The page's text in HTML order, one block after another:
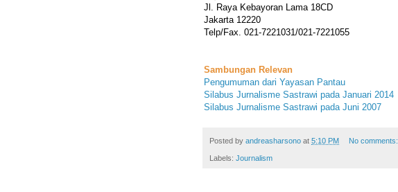
Jl. Raya Kebayoran Lama 18CD
Jakarta 12220
Telp/Fax. 021-7221031/021-7221055
Sambungan Relevan
Pengumuman dari Yayasan Pantau
Silabus Jurnalisme Sastrawi pada Januari 2014
Silabus Jurnalisme Sastrawi pada Juni 2007
Posted by andreasharsono at 5:10 PM No comments:
Labels: Journalism